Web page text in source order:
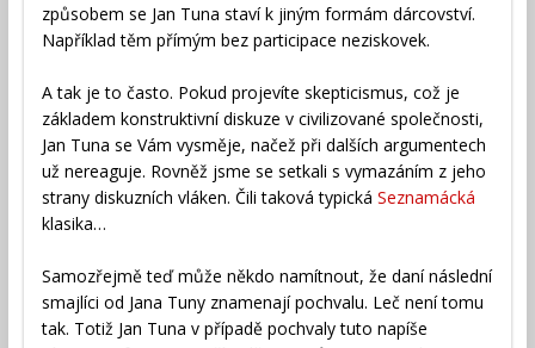
způsobem se Jan Tuna staví k jiným formám dárcovství.
Například těm přímým bez participace neziskovek.
A tak je to často. Pokud projevíte skepticismus, což je
základem konstruktivní diskuze v civilizované společnosti,
Jan Tuna se Vám vysměje, načež při dalších argumentech
už nereaguje. Rovněž jsme se setkali s vymazáním z jeho
strany diskuzních vláken. Čili taková typická Seznamácká
klasika…
Samozřejmě teď může někdo namítnout, že daní následní
smajlíci od Jana Tuny znamenají pochvalu. Leč není tomu
tak. Totiž Jan Tuna v případě pochvaly tuto napíše